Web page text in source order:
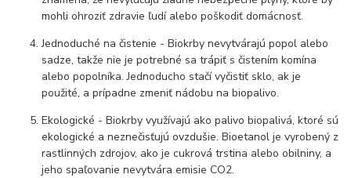
mohli ohroziť zdravie ľudí alebo poškodiť domácnosť.
Jednoduché na čistenie - Biokrby nevytvárajú popol alebo
sadze, takže nie je potrebné sa trápiť s čistením komína
alebo popolníka. Jednoducho stačí vyčistiť sklo, ak je
použité, a prípadne zmeniť nádobu na biopalivo.
Ekologické - Biokrby využívajú ako palivo biopalivá, ktoré sú
ekologické a neznečisťujú ovzdušie. Bioetanol je vyrobený z
rastlinných zdrojov, ako je cukrová trstina alebo obilniny, a
jeho spaľovanie nevytvára emisie CO2.